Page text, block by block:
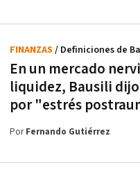
En un mercado
liquidez, Bausili
por "estrés
FINANZAS / Definiciones de
PorFernando Gutiérrez